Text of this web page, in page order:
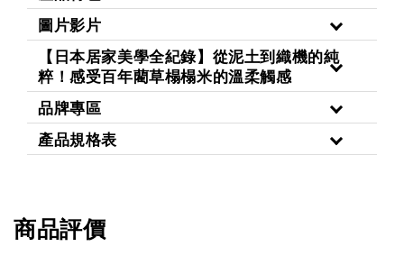
圖片影片
【日本居家美學全紀錄】從泥土到織機的純
粹！感受百年藺草榻榻米的溫柔觸感
品牌專區
產品規格表
商品評價